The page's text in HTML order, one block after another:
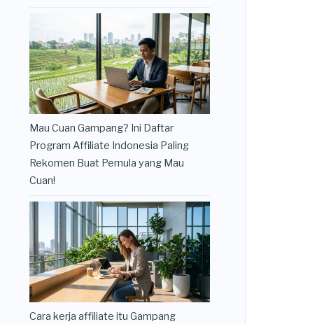
Mau Cuan Gampang? Ini Daftar
Program Affiliate Indonesia Paling
Rekomen Buat Pemula yang Mau
Cuan!
Cara kerja affiliate itu Gampang